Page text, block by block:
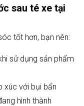
sau té xe tại
tốt hơn, bạn nên:
sử dụng sản phẩm
xúc với bụi bẩn
hình thành